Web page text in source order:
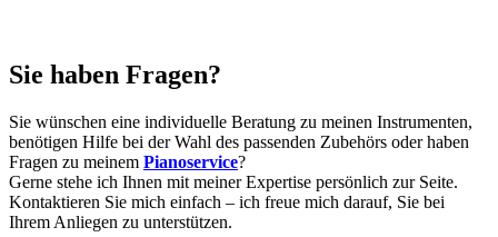
Sie haben Fragen?
Sie wünschen eine individuelle Beratung zu meinen Instrumenten,
benötigen Hilfe bei der Wahl des passenden Zubehörs oder haben
Fragen zu meinem Pianoservice?
Gerne stehe ich Ihnen mit meiner Expertise persönlich zur Seite.
Kontaktieren Sie mich einfach – ich freue mich darauf, Sie bei
Ihrem Anliegen zu unterstützen.